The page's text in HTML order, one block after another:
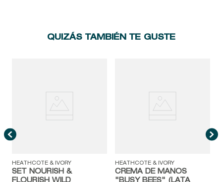
QUIZÁS TAMBIÉN TE GUSTE
HEATHCOTE & IVORY
SET NOURISH &
HEATHCOTE & IVORY
CREMA DE MANOS